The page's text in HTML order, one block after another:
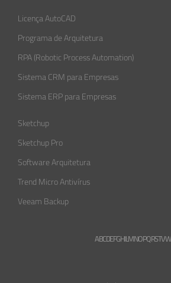
Licença AutoCAD
Programa de Arquitetura
RPA (Robotic Process Automation)
Sistema CRM para Empresas
Sistema ERP para Empresas
Sketchup
Sketchup Pro
Software Arquitetura
Trend Micro Antivírus
Veeam Backup
ABCDEFGHLMNOPQRSTVW